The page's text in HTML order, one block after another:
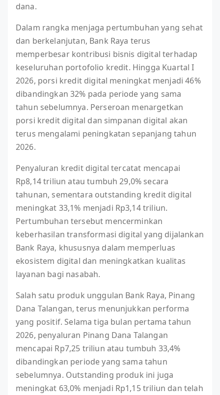
dana.
Dalam rangka menjaga pertumbuhan yang sehat
dan berkelanjutan, Bank Raya terus
memperbesar kontribusi bisnis digital terhadap
keseluruhan portofolio kredit. Hingga Kuartal I
2026, porsi kredit digital meningkat menjadi 46%
dibandingkan 32% pada periode yang sama
tahun sebelumnya. Perseroan menargetkan
porsi kredit digital dan simpanan digital akan
terus mengalami peningkatan sepanjang tahun
2026.
Penyaluran kredit digital tercatat mencapai
Rp8,14 triliun atau tumbuh 29,0% secara
tahunan, sementara outstanding kredit digital
meningkat 33,1% menjadi Rp3,14 triliun.
Pertumbuhan tersebut mencerminkan
keberhasilan transformasi digital yang dijalankan
Bank Raya, khususnya dalam memperluas
ekosistem digital dan meningkatkan kualitas
layanan bagi nasabah.
Salah satu produk unggulan Bank Raya, Pinang
Dana Talangan, terus menunjukkan performa
yang positif. Selama tiga bulan pertama tahun
2026, penyaluran Pinang Dana Talangan
mencapai Rp7,25 triliun atau tumbuh 33,4%
dibandingkan periode yang sama tahun
sebelumnya. Outstanding produk ini juga
meningkat 63,0% menjadi Rp1,15 triliun dan telah